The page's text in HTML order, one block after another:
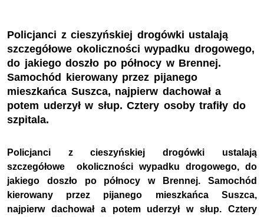
Policjanci z cieszyńskiej drogówki ustalają
szczegółowe okoliczności wypadku drogowego,
do jakiego doszło po północy w Brennej.
Samochód kierowany przez pijanego
mieszkańca Suszca, najpierw dachował a
potem uderzył w słup. Cztery osoby trafiły do
szpitala.
Policjanci z cieszyńskiej drogówki ustalają
szczegółowe okoliczności wypadku drogowego, do
jakiego doszło po północy w Brennej. Samochód
kierowany przez pijanego mieszkańca Suszca,
najpierw dachował a potem uderzył w słup. Cztery